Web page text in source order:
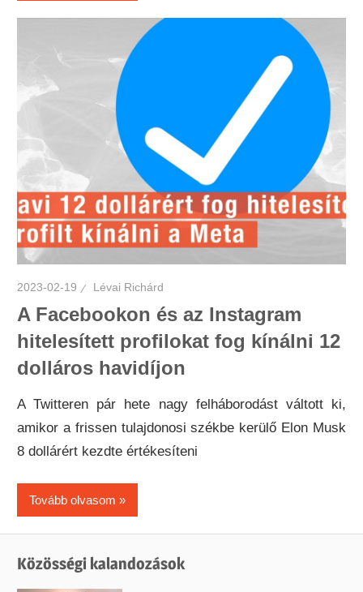
2023-02-19 Lévai Richárd
A Facebookon és az Instagram
hitelesített profilokat fog kínálni 12
dolláros havidíjon
A Twitteren pár hete nagy felháborodást váltott ki,
amikor a frissen tulajdonosi székbe kerülő Elon Musk
8 dollárért kezdte értékesíteni
Tovább olvasom
Közösségi kalandozások